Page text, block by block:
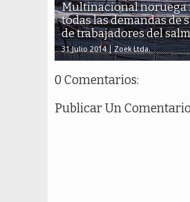
Multinacional noruega
todas las demandas de
de trabajadores del
31 Julio 2014 Zoek Ltda.
0 Comentarios:
Publicar Un